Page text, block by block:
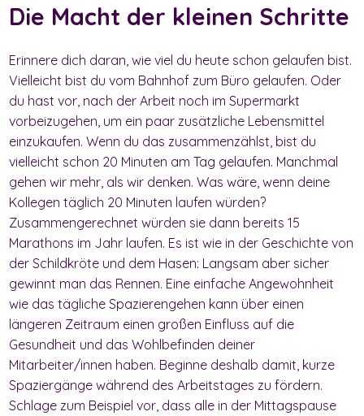
Die Macht der kleinen Schritte
Erinnere dich daran, wie viel du heute schon gelaufen bist.
Vielleicht bist du vom Bahnhof zum Büro gelaufen. Oder
du hast vor, nach der Arbeit noch im Supermarkt
vorbeizugehen, um ein paar zusätzliche Lebensmittel
einzukaufen. Wenn du das zusammenzählst, bist du
vielleicht schon 20 Minuten am Tag gelaufen. Manchmal
gehen wir mehr, als wir denken. Was wäre, wenn deine
Kollegen täglich 20 Minuten laufen würden?
Zusammengerechnet würden sie dann bereits 15
Marathons im Jahr laufen. Es ist wie in der Geschichte von
der Schildkröte und dem Hasen: Langsam aber sicher
gewinnt man das Rennen. Eine einfache Angewohnheit
wie das tägliche Spazierengehen kann über einen
längeren Zeitraum einen großen Einfluss auf die
Gesundheit und das Wohlbefinden deiner
Mitarbeiter/innen haben. Beginne deshalb damit, kurze
Spaziergänge während des Arbeitstages zu fördern.
Schlage zum Beispiel vor, dass alle in der Mittagspause